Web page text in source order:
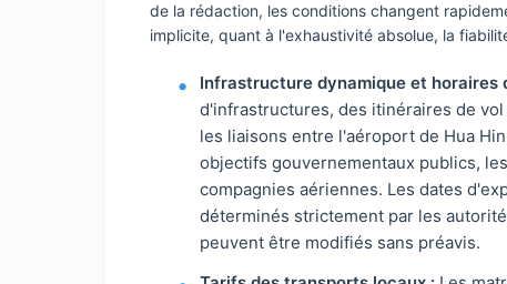
de la rédaction, les conditions changent
implicite, quant à l'exhaustivité absolue, la
Infrastructure dynamique et horaires
d'infrastructures, des itinéraires de
les liaisons entre l'aéroport de Hua
objectifs gouvernementaux publics,
compagnies aériennes. Les dates
déterminés strictement par les
peuvent être modifiés sans préavis.